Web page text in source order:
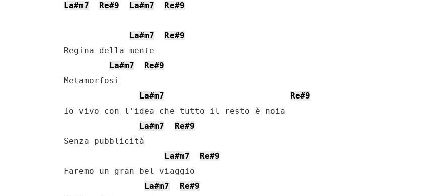
La#m7 Re#9 La#m7 Re#9
La#m7
Re#9
    Regina della mente
La#m7
Re#9
    Metamorfosi
La#m7
Re#9
    Io vivo con l'idea che tutto il resto è noia
La#m7
Re#9
    Senza pubblicità
La#m7
Re#9
    Faremo un gran bel viaggio
La#m7
Re#9